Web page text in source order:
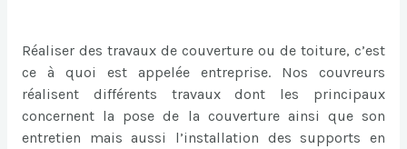
Réaliser des travaux de couverture ou de toiture, c’est
ce à quoi est appelée entreprise. Nos couvreurs
réalisent différents travaux dont les principaux
concernent la pose de la couverture ainsi que son
entretien mais aussi l’installation des supports en